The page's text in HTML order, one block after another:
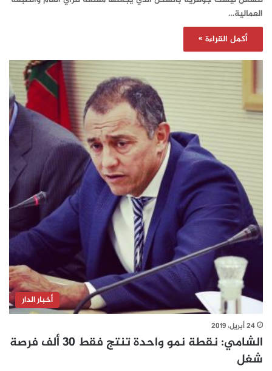
العمالية…
أكمل القراءة »
أخبار الدار
24 أبريل، 2019
الشامي: نقطة نمو واحدة تنتج فقط 30 ألف فرصة
شغل